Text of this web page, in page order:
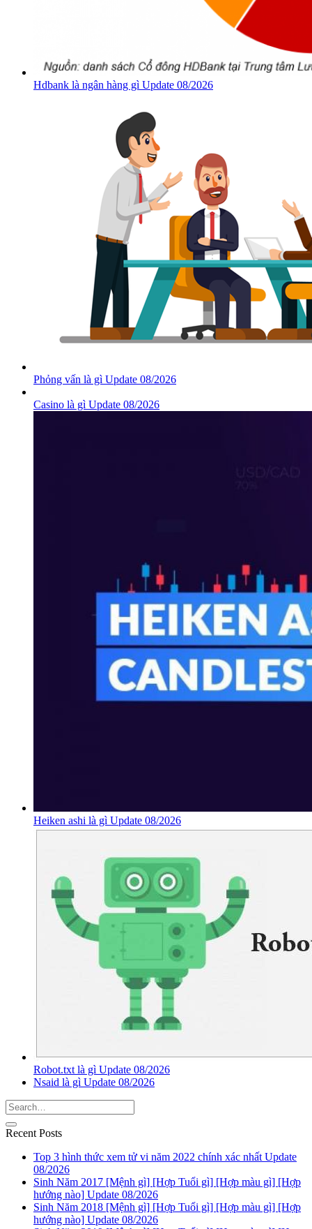
Hdbank là ngân hàng gì Update 08/2026
Phỏng vấn là gì Update 08/2026
Casino là gì Update 08/2026
Heiken ashi là gì Update 08/2026
Robot.txt là gì Update 08/2026
Nsaid là gì Update 08/2026
Recent Posts
Top 3 hình thức xem tử vi năm 2022 chính xác nhất Update
08/2026
Sinh Năm 2017 [Mệnh gì] [Hợp Tuổi gì] [Hợp màu gì] [Hợp
hướng nào] Update 08/2026
Sinh Năm 2018 [Mệnh gì] [Hợp Tuổi gì] [Hợp màu gì] [Hợp
hướng nào] Update 08/2026